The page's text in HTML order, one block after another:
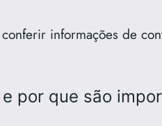
informações de
por que são